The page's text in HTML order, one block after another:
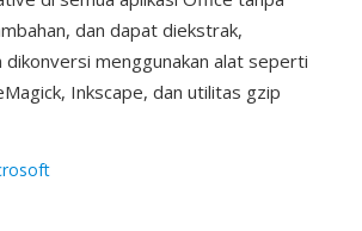
dan dapat diekstrak,
menggunakan alat seperti
Inkscape, dan utilitas gzip